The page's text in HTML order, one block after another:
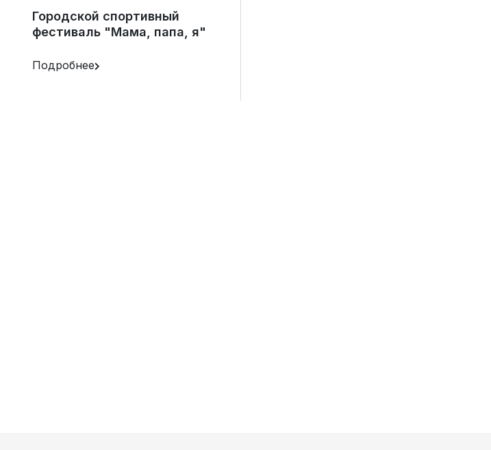
Городской спортивный
фестиваль "Мама, папа, я"
Подробнее